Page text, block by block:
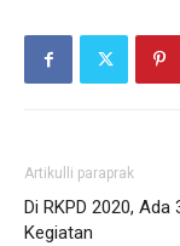
Artikulli paraprak
Di RKPD 2020, Ada
Kegiatan